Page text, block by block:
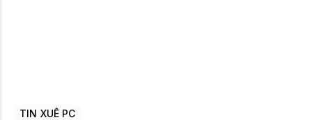
TIN XUÊ PC